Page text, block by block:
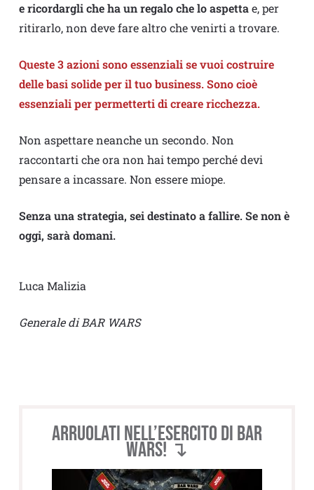
e ricordargli che ha un regalo che lo aspettae, per
ritirarlo, non deve fare altro che venirti a trovare.
Queste 3 azioni sono essenziali se vuoi costruire
delle basi solide per il tuo business. Sono cioè
essenziali per permetterti di creare ricchezza.
Non aspettare neanche un secondo. Non
raccontarti che ora non hai tempo perché devi
pensare a incassare. Non essere miope.
Senza una strategia, sei destinato a fallire. Se non è
oggi, sarà domani.
Luca Malizia
Generale di BAR WARS
Arruolati nell’esercito di BAR
WARS! ↴